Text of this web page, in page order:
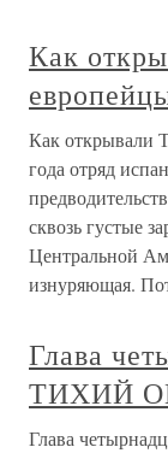
Как
Как открывали
года отряд
сквозь густые
Центральной
изнуряющая.
Глава
ТИХИЙ
Глава